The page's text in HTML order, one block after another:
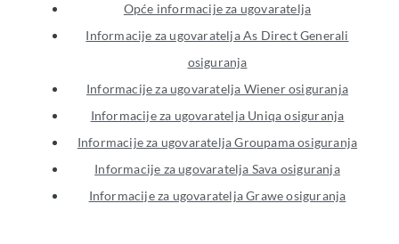
Opće informacije za ugovaratelja
Informacije za ugovaratelja As Direct Generali
osiguranja
Informacije za ugovaratelja Wiener osiguranja
Informacije za ugovaratelja Uniqa osiguranja
Informacije za ugovaratelja Groupama osiguranja
Informacije za ugovaratelja Sava osiguranja
Informacije za ugovaratelja Grawe osiguranja